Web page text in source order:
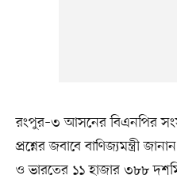
রংপুর–৩ আসনের বিএনপির
প্রশ্নের জবাবে বাণিজ্যমন্ত্রী
ও ভারতের ১১ হাজার ৩৮৮